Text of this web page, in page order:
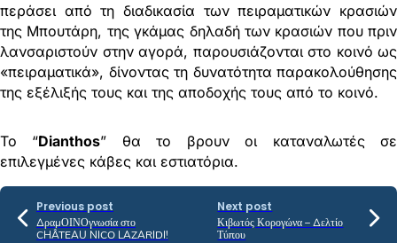
περάσει από τη διαδικασία των πειραματικών κρασιών
της Μπουτάρη, της γκάμας δηλαδή των κρασιών που πριν
λανσαριστούν στην αγορά, παρουσιάζονται στο κοινό ως
«πειραματικά», δίνοντας τη δυνατότητα παρακολούθησης
της εξέλιξής τους και της αποδοχής τους από το κοινό.
Το “Dianthos” θα το βρουν οι καταναλωτές σε
επιλεγμένες κάβες και εστιατόρια.
Previous post
ΔραμΟΙΝΟγνωσία στο
CHÂTEAU NICO LAZARIDI!
Next post
Κιβωτός Κορογώνα – Δελτίο
Τύπου